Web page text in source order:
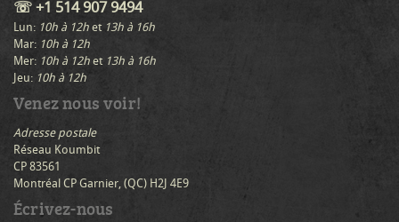
☏ +1 514 907 9494
Lun: 10h à 12h et 13h à 16h
Mar: 10h à 12h
Mer: 10h à 12h et 13h à 16h
Jeu: 10h à 12h
Venez nous voir!
Adresse postale
Réseau Koumbit
CP 83561
Montréal CP Garnier, (QC) H2J 4E9
Écrivez-nous